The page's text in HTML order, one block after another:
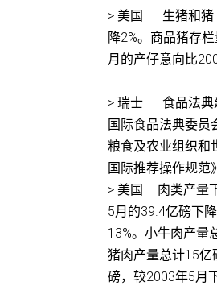
> 美国——生猪和猪
降2%。商品猪存
月的产仔意向比
> 瑞士——食品法典
国际食品法典委员
粮食及农业组织和
国际推荐操作规范
> 美国 – 肉类产量
5月的39.4亿磅下
13%。小牛肉产量
猪肉产量总计15亿
磅，较2003年5月